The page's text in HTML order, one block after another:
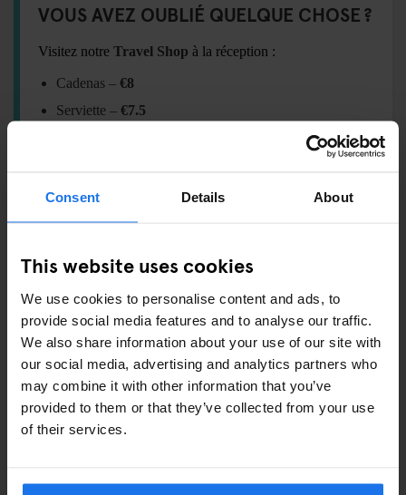
Consent Details About
This website uses cookies
We use cookies to personalise content and ads, to
provide social media features and to analyse our traffic.
We also share information about your use of our site with
our social media, advertising and analytics partners who
may combine it with other information that you’ve
provided to them or that they’ve collected from your use
of their services.
VOUS AVEZ OUBLIÉ QUELQUE CHOSE ?
Visitez notre Travel Shop à la réception :
Cadenas – €8
Serviette – €7.5
Masque de nuit –
Bouchons d’oreilles –
AUSSI DISPONIBLE À LA RÉCEPTION
Visites & billets pour les principales attractions
Sèche-cheveux
Kit de ping-pong